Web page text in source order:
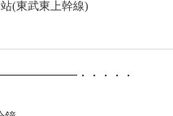
(東武東上幹線)
・・・・・